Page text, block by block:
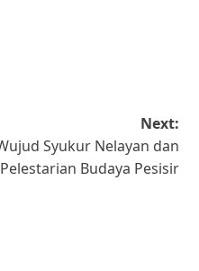
Next:
Syukur Nelayan dan
Pelestarian Budaya Pesisir